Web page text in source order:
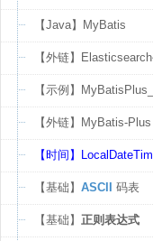
【Java】MyBatis
【外链】
【示例】
【外链】MyBatis-Plus
【时间】
【基础】 ASCII 码表
【基础】 正则表达式